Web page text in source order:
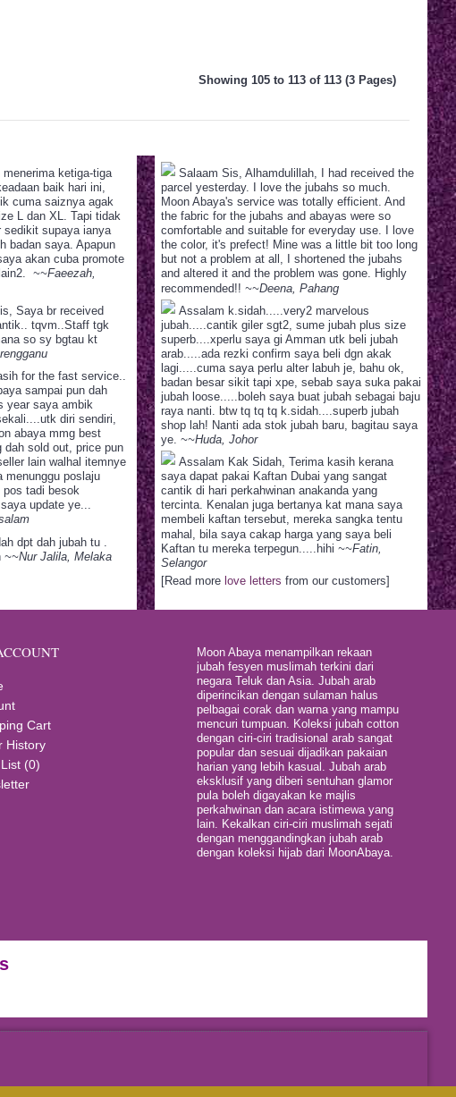
Showing 105 to 113 of 113 (3 Pages)
ketiga-tiga
baik hari ini,
cuma saiznya agak
L dan XL. Tapi tidak
sedikit supaya ianya
badan saya. Apapun
akan cuba promote
~~Faeezah,
Saya br received
tqvm..Staff tgk
so sy bgtau kt
for the fast service..
sampai pun dah
year saya ambik
diri sendiri,
abaya mmg best
sold out, price pun
lain walhal itemnye
menunggu poslaju
tadi besok
update ye...
dpt dah jubah tu .
~~Nur Jalila, Melaka
Salaam Sis, Alhamdulillah, I had received the
parcel yesterday. I love the jubahs so much.
Moon Abaya's service was totally efficient. And
the fabric for the jubahs and abayas were so
comfortable and suitable for everyday use. I love
the color, it's prefect! Mine was a little bit too long
but not a problem at all, I shortened the jubahs
and altered it and the problem was gone. Highly
recommended!! ~~Deena, Pahang
Assalam k.sidah.....very2 marvelous
jubah.....cantik giler sgt2, sume jubah plus size
superb....xperlu saya gi Amman utk beli jubah
arab.....ada rezki confirm saya beli dgn akak
lagi.....cuma saya perlu alter labuh je, bahu ok,
badan besar sikit tapi xpe, sebab saya suka pakai
jubah loose.....boleh saya buat jubah sebagai baju
raya nanti. btw tq tq tq k.sidah....superb jubah
shop lah! Nanti ada stok jubah baru, bagitau saya
ye. ~~Huda, Johor
Assalam Kak Sidah, Terima kasih kerana
saya dapat pakai Kaftan Dubai yang sangat
cantik di hari perkahwinan anakanda yang
tercinta. Kenalan juga bertanya kat mana saya
membeli kaftan tersebut, mereka sangka tentu
mahal, bila saya cakap harga yang saya beli
Kaftan tu mereka terpegun.....hihi ~~Fatin,
Selangor
[Read more love letters from our customers]
Cart
History
(0)
Moon Abaya menampilkan rekaan
jubah fesyen muslimah terkini dari
negara Teluk dan Asia. Jubah arab
diperincikan dengan sulaman halus
pelbagai corak dan warna yang mampu
mencuri tumpuan. Koleksi jubah cotton
dengan ciri-ciri tradisional arab sangat
popular dan sesuai dijadikan pakaian
harian yang lebih kasual. Jubah arab
eksklusif yang diberi sentuhan glamor
pula boleh digayakan ke majlis
perkahwinan dan acara istimewa yang
lain. Kekalkan ciri-ciri muslimah sejati
dengan menggandingkan jubah arab
dengan koleksi hijab dari MoonAbaya.